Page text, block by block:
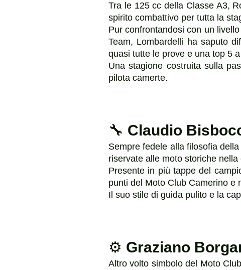
Tra le 125 cc della Classe A3,
spirito combattivo per tutta la
Pur confrontandosi con un
Team, Lombardelli ha saputo
quasi tutte le prove e una top 5
Una stagione costruita sulla
pilota camerte.
🔧 Claudio
Sempre fedele alla filosofia
riservate alle moto storiche
Presente in più tappe del
punti del Moto Club Camerino e
Il suo stile di guida pulito e la
⚙️ Graziano
Altro volto simbolo del Moto